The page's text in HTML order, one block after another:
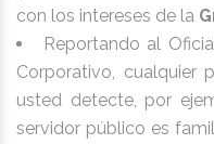
con los intereses de la
Reportando al
Corporativo, cualquier
usted detecte, por
servidor público es